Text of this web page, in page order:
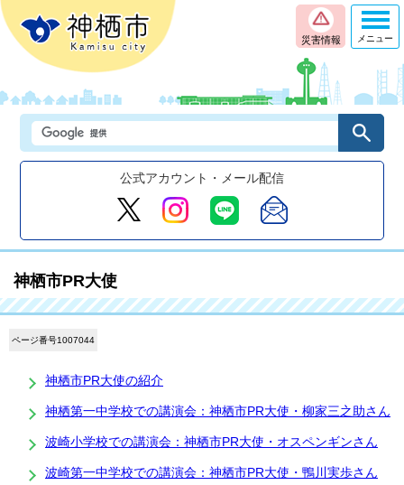
災害情報
公式アカウント・メール配信
メニュー
神栖市PR大使
ページ番号1007044
神栖市PR大使の紹介
神栖第一中学校での講演会：神栖市PR大使・柳家三之助さん
波崎小学校での講演会：神栖市PR大使・オスペンギンさん
波崎第一中学校での講演会：神栖市PR大使・鴨川実歩さん